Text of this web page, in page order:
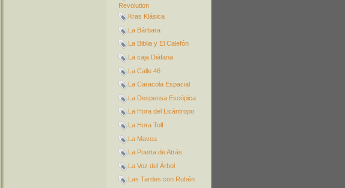
Revolution
Kras Klásica
La Bárbara
La Biblia y El Calefón
La caja Diáfana
La Calle 46
La Caracola Espacial
La Despensa Escópica
La Hora del Licántropo
La Hora Tolf
La Mavea
La Puerta de Atrás
La Voz del Árbol
Las Tardes con Rubén